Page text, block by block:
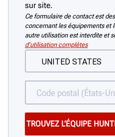
sur site.
Ce formulaire de contact est
concernant les équipements et
autre utilisation est interdite et
d’utilisation complètes